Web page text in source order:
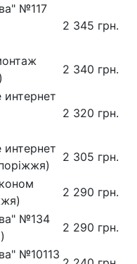
№117
2 345 грн.
2 340 грн.
интернет
2 320 грн.
интернет
2 305 грн.
2 290 грн.
№134
2 290 грн.
№10113